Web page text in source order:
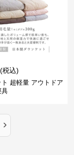
(税込)
超軽量 アウトドア
具
›